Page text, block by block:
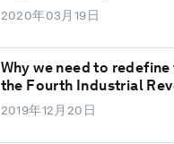
2020年03月19日
Why we need to
the Fourth Industrial
2019年12月20日